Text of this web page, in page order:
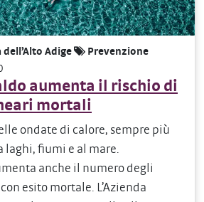
Adige
Prevenzione
aumenta il rischio di
mortali
ondate di calore, sempre più
laghi, fiumi e al mare.
anche il numero degli
esito mortale. L’Azienda